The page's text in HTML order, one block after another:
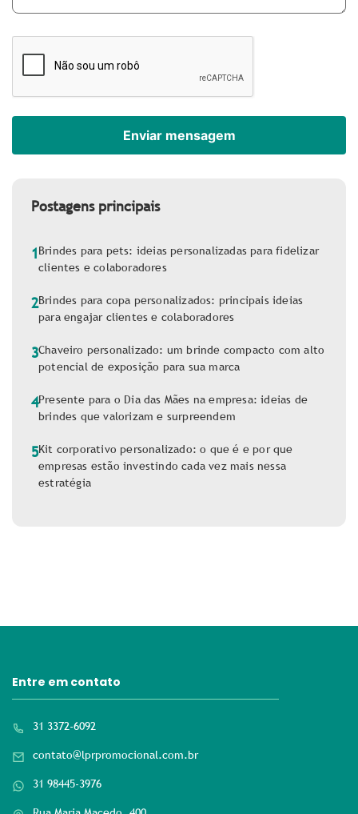
Postagens principais
1Brindes para pets: ideias personalizadas para fidelizar
clientes e colaboradores
2Brindes para copa personalizados: principais ideias
para engajar clientes e colaboradores
3Chaveiro personalizado: um brinde compacto com alto
potencial de exposição para sua marca
4Presente para o Dia das Mães na empresa: ideias de
brindes que valorizam e surpreendem
5Kit corporativo personalizado: o que é e por que
empresas estão investindo cada vez mais nessa
estratégia
Entre em contato
31 3372-6092
contato@lprpromocional.com.br
31 98445-3976